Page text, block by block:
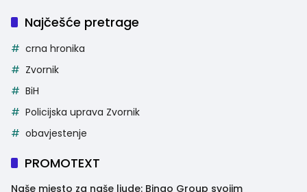
Najčešće pretrage
crna hronika
Zvornik
BiH
Policijska uprava Zvornik
obavjestenje
PROMOTEXT
Naše mjesto za naše ljude: Bingo Group svojim